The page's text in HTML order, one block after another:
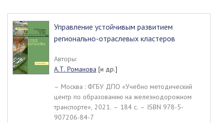
Управление устойчивым развитием
регионально-отраслевых кластеров
Авторы:
А.Т. Романова [и др.]
– Москва : ФГБУ ДПО «Учебно методический
центр по образованию на железнодорожном
транспорте», 2021. – 184 c. – ISBN 978-5-
907206-84-7